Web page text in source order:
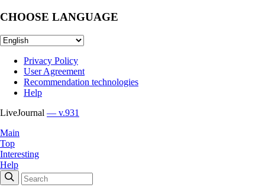
CHOOSE LANGUAGE
Privacy Policy
User Agreement
Recommendation technologies
Help
LiveJournal — v.931
Main
Top
Interesting
Help